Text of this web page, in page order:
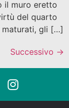
il muro eretto
del quarto
maturati, gli […]
Successivo →